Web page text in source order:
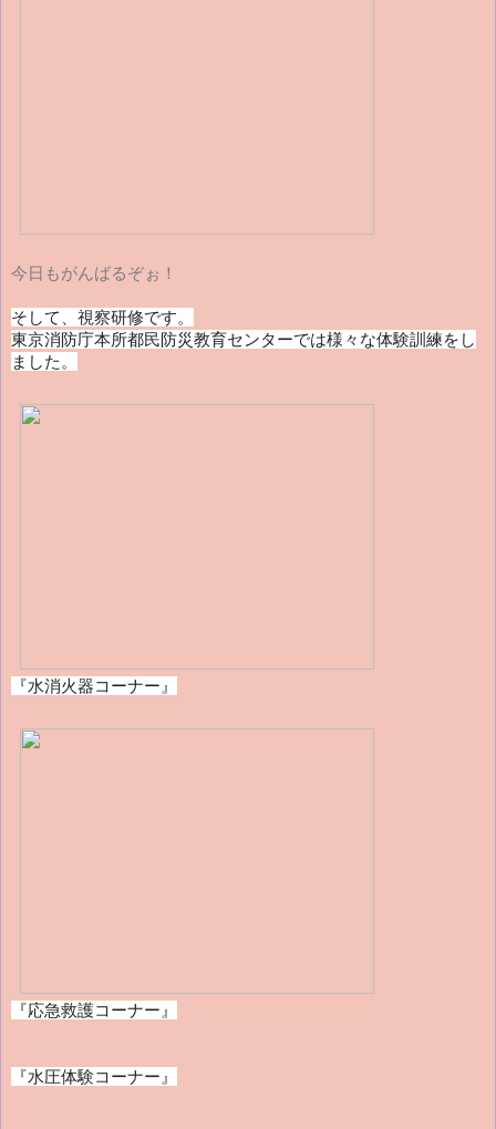
今日もがんばるぞぉ！
そして、視察研修です。
東京消防庁本所都民防災教育センターでは様々な体験訓練をし
ました。
『水消火器コーナー』
『応急救護コーナー』
『水圧体験コーナー』